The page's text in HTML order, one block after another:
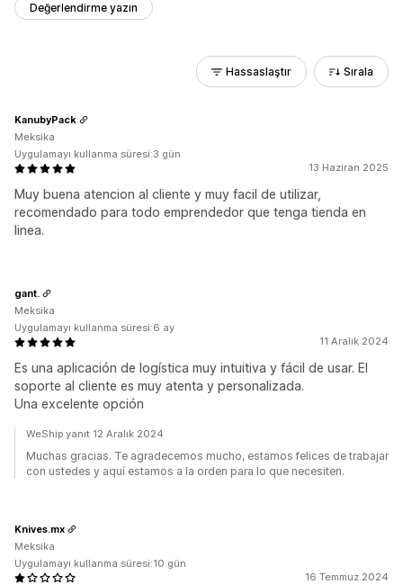
Değerlendirme yazın
Hassaslaştır Sırala
13 Haziran 2025
Muy buena atencion al cliente y muy facil de utilizar,
recomendado para todo emprendedor que tenga tienda en
linea.
KanubyPack
Meksika
Uygulamayı kullanma süresi:3 gün
11 Aralık 2024
Es una aplicación de logística muy intuitiva y fácil de usar. El
soporte al cliente es muy atenta y personalizada.
Una excelente opción
gant.
Meksika
Uygulamayı kullanma süresi:6 ay
WeShip yanıt 12 Aralık 2024
Muchas gracias. Te agradecemos mucho, estamos felices de trabajar
con ustedes y aquí estamos a la orden para lo que necesiten.
16 Temmuz 2024
Knives.mx
Meksika
Uygulamayı kullanma süresi:10 gün